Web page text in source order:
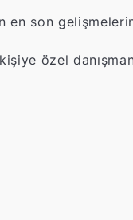
en son
özel